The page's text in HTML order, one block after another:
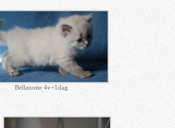
Bellanotte 4v+1dag